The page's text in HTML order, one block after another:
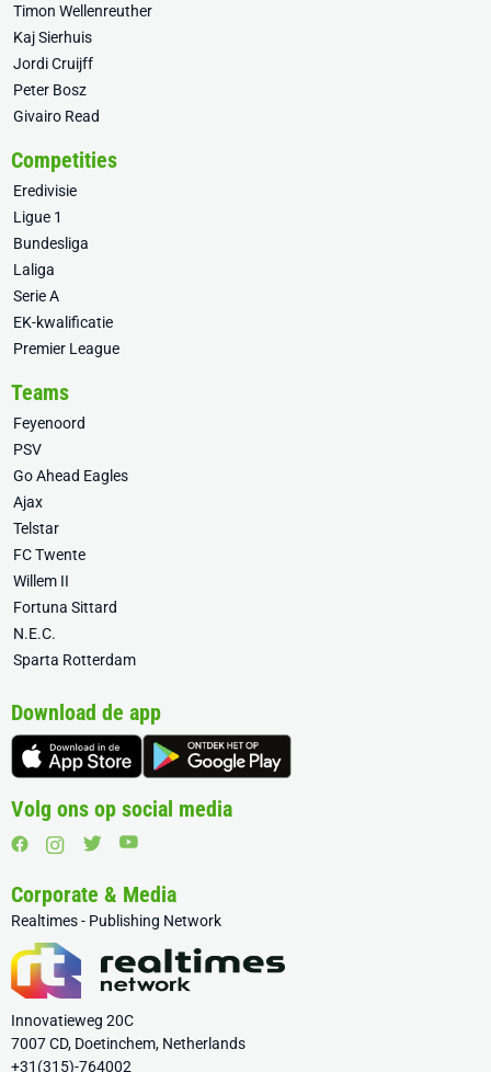
Timon Wellenreuther
Kaj Sierhuis
Jordi Cruijff
Peter Bosz
Givairo Read
Competities
Eredivisie
Ligue 1
Bundesliga
Laliga
Serie A
EK-kwalificatie
Premier League
Teams
Feyenoord
PSV
Go Ahead Eagles
Ajax
Telstar
FC Twente
Willem II
Fortuna Sittard
N.E.C.
Sparta Rotterdam
Download de app
Volg ons op social media
Corporate & Media
Realtimes - Publishing Network
Innovatieweg 20C
7007 CD, Doetinchem, Netherlands
+31(315)-764002